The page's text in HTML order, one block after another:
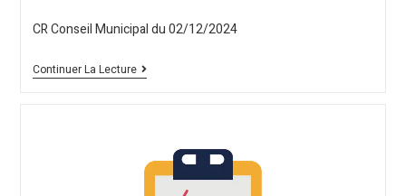
CR Conseil Municipal du 02/12/2024
Continuer La Lecture